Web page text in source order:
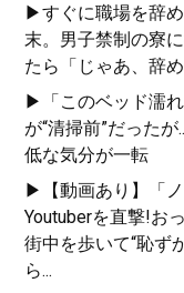
▶すぐに職場を辞
末。男子禁制の寮
たら「じゃあ、辞め
▶「このベッド濡
が“清掃前”だった
低な気分が一転
▶【動画あり】「
Youtuberを直撃!お
街中を歩いて“恥ず
ら...